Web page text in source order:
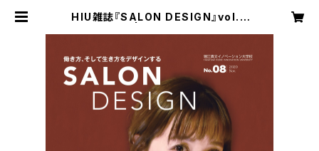
HIU雑誌『SALON DESIGN』vol.8